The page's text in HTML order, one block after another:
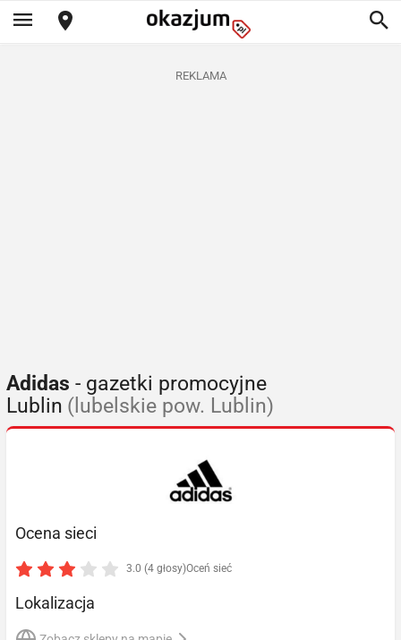
REKLAMA
Adidas - gazetki promocyjne
Lublin (lubelskie pow. Lublin)
Ocena sieci
3.0 (4 głosy)Oceń sieć
Lokalizacja